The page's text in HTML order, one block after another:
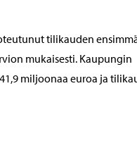
tilikauden
mukaisesti. Kaupungin
miljoonaa euroa ja